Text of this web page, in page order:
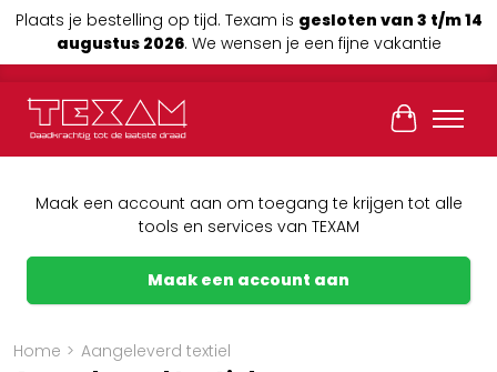
Plaats je bestelling op tijd. Texam is gesloten van 3 t/m 14
augustus 2026. We wensen je een fijne vakantie
Maak een account aan om toegang te krijgen tot alle
tools en services van TEXAM
Maak een account aan
Home > Aangeleverd textiel